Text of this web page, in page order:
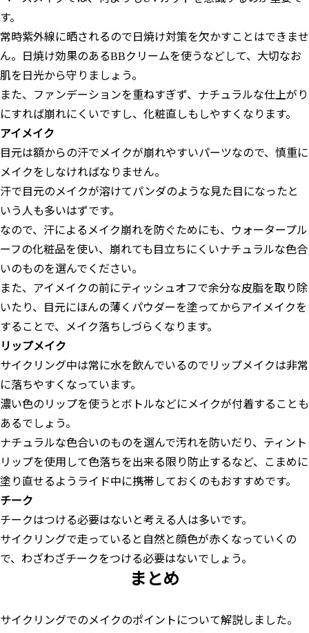
す。
常時紫外線に晒されるので日焼け対策を欠かすことはできませ
ん。日焼け効果のあるBBクリームを使うなどして、大切なお
肌を日光から守りましょう。
また、ファンデーションを重ねすぎず、ナチュラルな仕上がり
にすれば崩れにくいですし、化粧直しもしやすくなります。
アイメイク
目元は額からの汗でメイクが崩れやすいパーツなので、慎重に
メイクをしなければなりません。
汗で目元のメイクが溶けてパンダのような見た目になったと
いう人も多いはずです。
なので、汗によるメイク崩れを防ぐためにも、ウォータープル
ーフの化粧品を使い、崩れても目立ちにくいナチュラルな色合
いのものを選んでください。
また、アイメイクの前にティッシュオフで余分な皮脂を取り除
いたり、目元にほんの薄くパウダーを塗ってからアイメイクを
することで、メイク落ちしづらくなります。
リップメイク
サイクリング中は常に水を飲んでいるのでリップメイクは非常
に落ちやすくなっています。
濃い色のリップを使うとボトルなどにメイクが付着することも
あるでしょう。
ナチュラルな色合いのものを選んで汚れを防いだり、ティント
リップを使用して色落ちを出来る限り防止するなど、こまめに
塗り直せるようライド中に携帯しておくのもおすすめです。
チーク
チークはつける必要はないと考える人は多いです。
サイクリングで走っていると自然と顔色が赤くなっていくの
で、わざわざチークをつける必要はないでしょう。
まとめ
サイクリングでのメイクのポイントについて解説しました。